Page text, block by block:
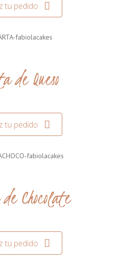
tu pedido
de Queso
tu pedido
Chocolate
tu pedido